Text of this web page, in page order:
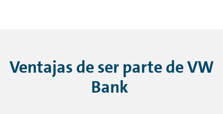
Ventajas de ser parte de VW
Bank